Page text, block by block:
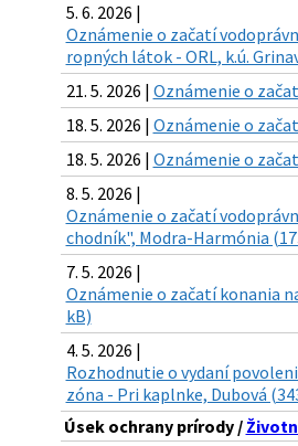
5. 6. 2026 |
Oznámenie o začatí
ropných látok - ORL, k.ú.
21. 5. 2026 | Oznámenie o
18. 5. 2026 | Oznámenie o
18. 5. 2026 | Oznámenie o
8. 5. 2026 |
Oznámenie o začatí
chodník", Modra-Harmónia
7. 5. 2026 |
Oznámenie o začatí konania
kB)
4. 5. 2026 |
Rozhodnutie o vydaní
zóna - Pri kaplnke, Dubová
Úsek ochrany prírody /